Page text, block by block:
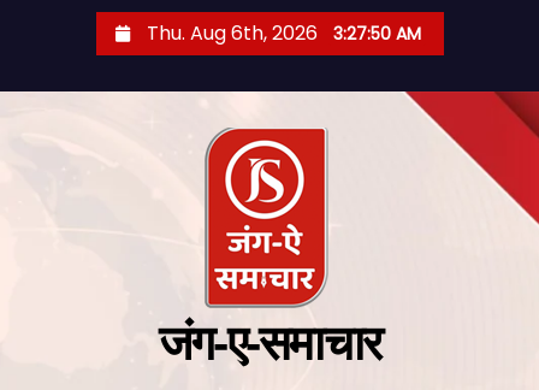
Thu. Aug 6th, 2026 3:27:51 AM
जंग-ए-समाचार